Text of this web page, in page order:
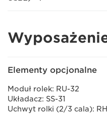
Elementy opcjonalne
Moduł rolek: RU-32
Układacz: SS-31
Uchwyt rolki (2/3 cala):